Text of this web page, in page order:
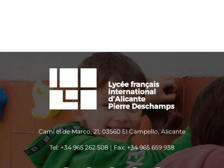
Camí el de Marco, 21, 03560 El Campello, Alicante
Tel: +34 965 262 508 | Fax: +34 965 659 938